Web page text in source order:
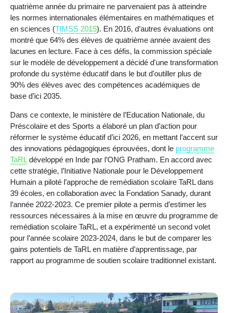
quatrième année du primaire ne parvenaient pas à atteindre
les normes internationales élémentaires en mathématiques et
en sciences (TIMSS 2015). En 2016, d’autres évaluations ont
montré que 64% des élèves de quatrième année avaient des
lacunes en lecture. Face à ces défis, la commission spéciale
sur le modèle de développement a décidé d'une transformation
profonde du système éducatif dans le but d'outiller plus de
90% des élèves avec des compétences académiques de
base d’ici 2035.
Dans ce contexte, le ministère de l’Education Nationale, du
Préscolaire et des Sports a élaboré un plan d’action pour
réformer le système éducatif d’ici 2026, en mettant l’accent sur
des innovations pédagogiques éprouvées, dont le programme
TaRL développé en Inde par l’ONG Pratham. En accord avec
cette stratégie, l’Initiative Nationale pour le Développement
Humain a piloté l’approche de remédiation scolaire TaRL dans
39 écoles, en collaboration avec la Fondation Sanady, durant
l’année 2022-2023. Ce premier pilote a permis d’estimer les
ressources nécessaires à la mise en œuvre du programme de
remédiation scolaire TaRL, et a expérimenté un second volet
pour l’année scolaire 2023-2024, dans le but de comparer les
gains potentiels de TaRL en matière d’apprentissage, par
rapport au programme de soutien scolaire traditionnel existant.